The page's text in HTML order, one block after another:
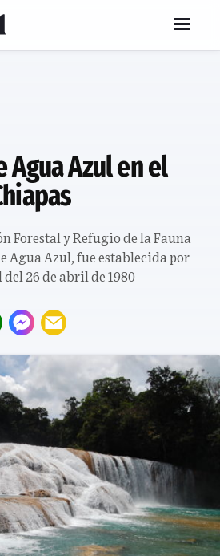
Agua Azul en el
Forestal y Refugio de la Fauna
Agua Azul, fue establecida por
26 de abril de 1980